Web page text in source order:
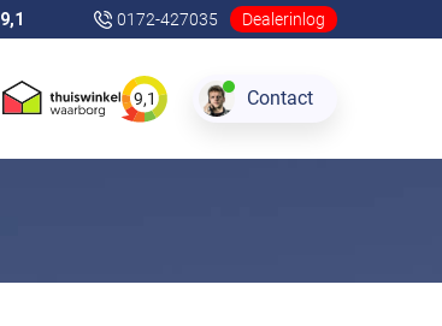
9,1 0172-427035 Dealerinlog
9,1 Contact